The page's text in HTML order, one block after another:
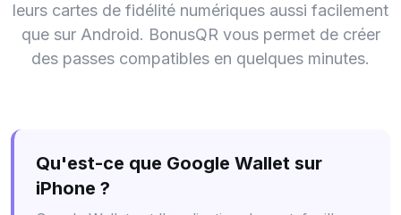
leurs cartes de fidélité numériques aussi facilement
que sur Android. BonusQR vous permet de créer
des passes compatibles en quelques minutes.
Qu'est-ce que Google Wallet sur
iPhone ?